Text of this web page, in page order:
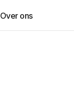
Over ons